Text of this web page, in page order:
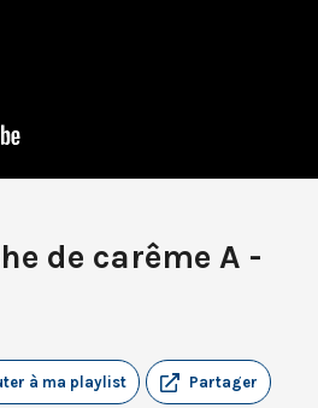
de carême A -
Partager
à ma playlist